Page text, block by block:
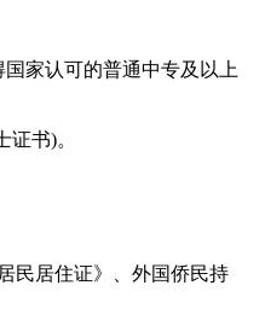
家认可的普通中专及以上
书)。
民居住证》、外国侨民持